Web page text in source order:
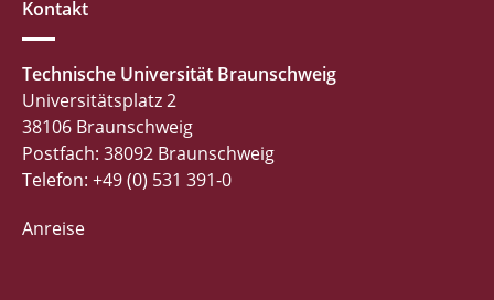
Kontakt
Technische Universität Braunschweig
Universitätsplatz 2
38106 Braunschweig
Postfach: 38092 Braunschweig
Telefon: +49 (0) 531 391-0
Anreise